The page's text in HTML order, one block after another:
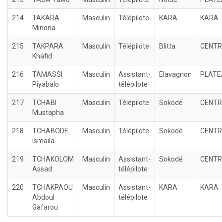
214
TAKARA
Minona
Masculin Télépilote KARA KARA
215
TAKPARA
Khafid
Masculin Télépilote Blitta
216
TAMASSI
Piyabalo
Masculin
Assistant-
télépilote
Elavagnon
217
TCHABI
Mustapha
Masculin Télépilote Sokodé
218
TCHABODE
Ismaila
Masculin Télépilote Sokodé
219
TCHAKOLOM
Assad
Masculin
Assistant-
télépilote
Sokodé
220
TCHAKPAOU
Abdoul
Gafarou
Masculin
Assistant-
télépilote
KARA KARA